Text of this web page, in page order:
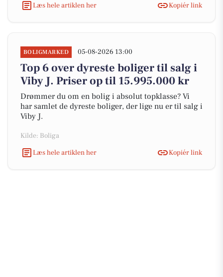
Læs hele artiklen her
Kopiér link
BOLIGMARKED 05-08-2026 13:00
Top 6 over dyreste boliger til salg i
Viby J. Priser op til 15.995.000 kr
Drømmer du om en bolig i absolut topklasse? Vi
har samlet de dyreste boliger, der lige nu er til salg i
Viby J.
Kilde: Boliga
Læs hele artiklen her
Kopiér link